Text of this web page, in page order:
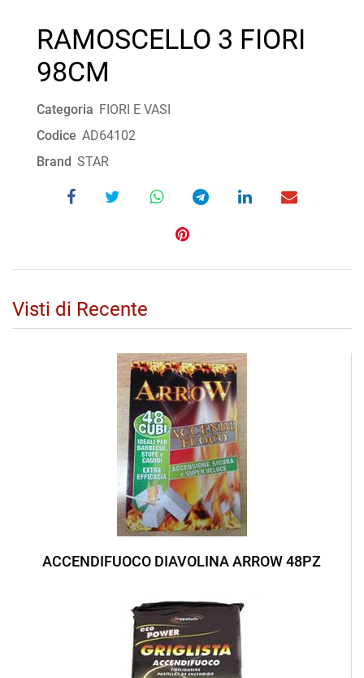
RAMOSCELLO 3 FIORI
98CM
Categoria FIORI E VASI
Codice AD64102
Brand STAR
Visti di Recente
ACCENDIFUOCO DIAVOLINA ARROW 48PZ